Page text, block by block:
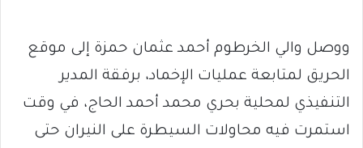
ووصل والي الخرطوم أحمد عثمان حمزة إلى موقع
الحريق لمتابعة عمليات الإخماد، برفقة المدير
التنفيذي لمحلية بحري محمد أحمد الحاج، في وقت
استمرت فيه محاولات السيطرة على النيران حتى